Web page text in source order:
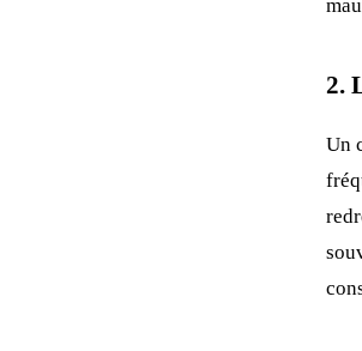
2.
Un